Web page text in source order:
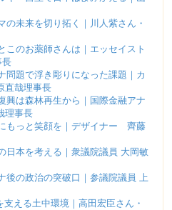
未来を切り拓く｜川人紫さん・
このお薬師さんは｜エッセイスト
問題で浮き彫りになった課題｜カ
直哉理事長
興は森林再生から｜国際金融アナ
理事長
もっと笑顔を｜デザイナー 齊藤
日本を考える｜衆議院議員 大岡敏
後の政治の突破口｜参議院議員 上
える土中環境｜高田宏臣さん・